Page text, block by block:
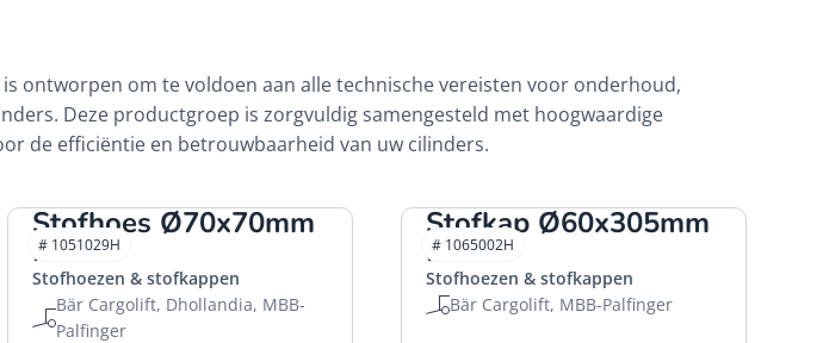
ontworpen om te voldoen aan alle technische vereisten voor onderhoud,
Deze productgroep is zorgvuldig samengesteld met hoogwaardige
de efficiëntie en betrouwbaarheid van uw cilinders.
Stofhoes Ø70x70mm
HACO
Stofhoezen & stofkappen
Bär Cargolift, Dhollandia, MBB-
Palfinger
# 1051029H
Stofkap Ø60x305mm
HACO
Stofhoezen & stofkappen
Bär Cargolift, MBB-Palfinger
# 1065002H